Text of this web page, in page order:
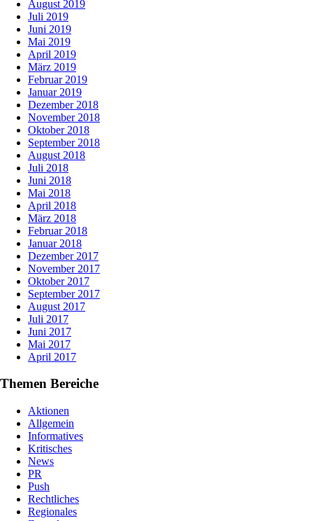
August 2019
Juli 2019
Juni 2019
Mai 2019
April 2019
März 2019
Februar 2019
Januar 2019
Dezember 2018
November 2018
Oktober 2018
September 2018
August 2018
Juli 2018
Juni 2018
Mai 2018
April 2018
März 2018
Februar 2018
Januar 2018
Dezember 2017
November 2017
Oktober 2017
September 2017
August 2017
Juli 2017
Juni 2017
Mai 2017
April 2017
Themen Bereiche
Aktionen
Allgemein
Informatives
Kritisches
News
PR
Push
Rechtliches
Regionales